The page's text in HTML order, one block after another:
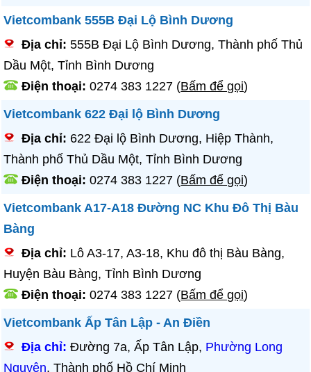
Vietcombank 555B Đại Lộ Bình Dương
Địa chỉ:555B Đại Lộ Bình Dương, Thành phố Thủ
Dầu Một, Tỉnh Bình Dương
Điện thoại:0274 383 1227 (Bấm để gọi)
Vietcombank 622 Đại lộ Bình Dương
Địa chỉ: 622 Đại lộ Bình Dương, Hiệp Thành,
Thành phố Thủ Dầu Một, Tỉnh Bình Dương
Điện thoại:0274 383 1227 (Bấm để gọi)
Vietcombank A17-A18 Đường NC Khu Đô Thị Bàu
Bàng
Địa chỉ: Lô A3-17, A3-18, Khu đô thị Bàu Bàng,
Huyện Bàu Bàng, Tỉnh Bình Dương
Điện thoại:0274 383 1227 (Bấm để gọi)
Vietcombank Ấp Tân Lập - An Điền
Địa chỉ:Đường 7a, Ấp Tân Lập, Phường Long
Nguyên, Thành phố Hồ Chí Minh